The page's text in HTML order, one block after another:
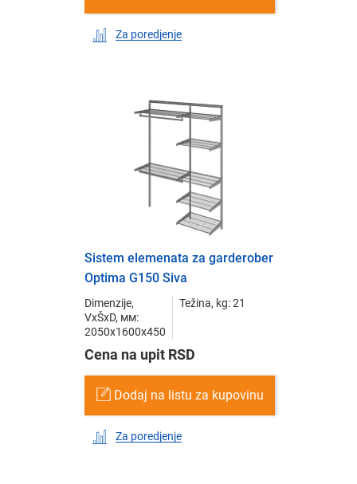
Za poredjenje
Sistem elemenata za garderober
Optima G150 Siva
Dimenzije,
VxŠxD, мм:
2050x1600x450
Težina, kg: 21
Cena na upit RSD
Dodaj na listu za kupovinu
Za poredjenje